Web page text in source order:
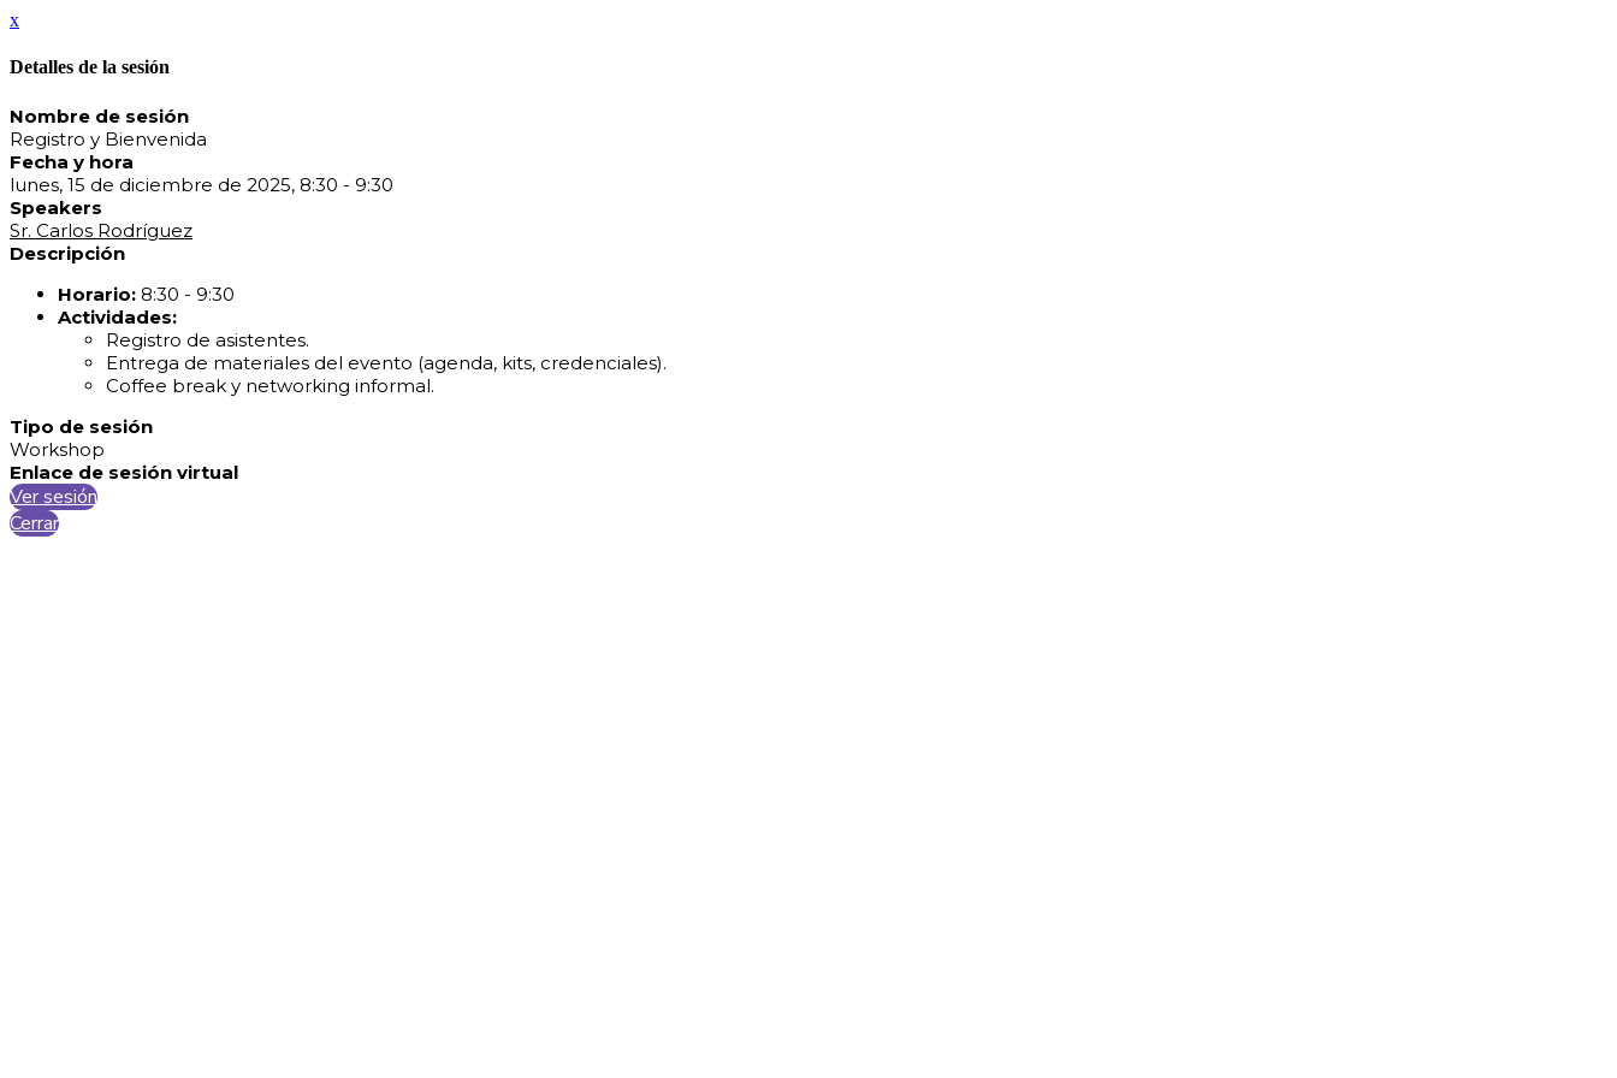
x
Detalles de la sesión
Nombre de sesión
Registro y Bienvenida
Fecha y hora
lunes, 15 de diciembre de 2025, 8:30 - 9:30
Speakers
Sr. Carlos Rodríguez
Descripción
Horario: 8:30 - 9:30
Actividades:
Registro de asistentes.
Entrega de materiales del evento (agenda, kits, credenciales).
Coffee break y networking informal.
Tipo de sesión
Workshop
Enlace de sesión virtual
Ver sesión
Cerrar